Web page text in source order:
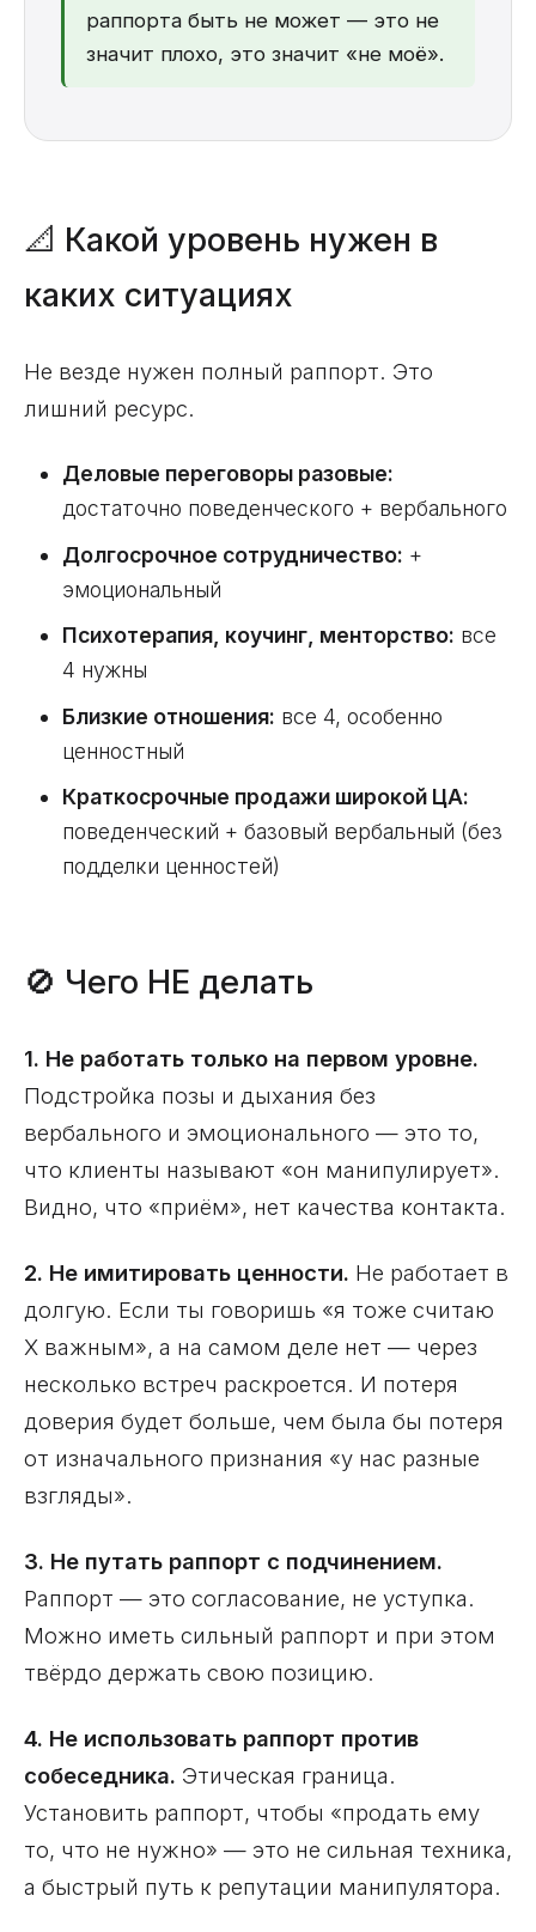
раппорта быть не может — это не
значит плохо, это значит «не моё».
📐 Какой уровень нужен в
каких ситуациях
Не везде нужен полный раппорт. Это
лишний ресурс.
Деловые переговоры разовые:
достаточно поведенческого + вербального
Долгосрочное сотрудничество: +
эмоциональный
Психотерапия, коучинг, менторство: все
4 нужны
Близкие отношения: все 4, особенно
ценностный
Краткосрочные продажи широкой ЦА:
поведенческий + базовый вербальный (без
подделки ценностей)
🚫 Чего НЕ делать
1. Не работать только на первом уровне.
Подстройка позы и дыхания без
вербального и эмоционального — это то,
что клиенты называют «он манипулирует».
Видно, что «приём», нет качества контакта.
2. Не имитировать ценности. Не работает в
долгую. Если ты говоришь «я тоже считаю
Х важным», а на самом деле нет — через
несколько встреч раскроется. И потеря
доверия будет больше, чем была бы потеря
от изначального признания «у нас разные
взгляды».
3. Не путать раппорт с подчинением.
Раппорт — это согласование, не уступка.
Можно иметь сильный раппорт и при этом
твёрдо держать свою позицию.
4. Не использовать раппорт против
собеседника. Этическая граница.
Установить раппорт, чтобы «продать ему
то, что не нужно» — это не сильная техника,
а быстрый путь к репутации манипулятора.